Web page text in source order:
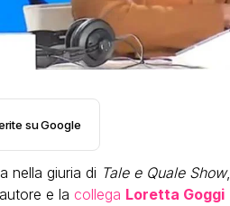
su Google
nella giuria di Tale e Quale Show,
e la collega Loretta Goggi